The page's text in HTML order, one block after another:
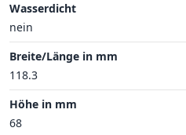
Wasserdicht
nein
Breite/Länge in mm
118.3
Höhe in mm
68